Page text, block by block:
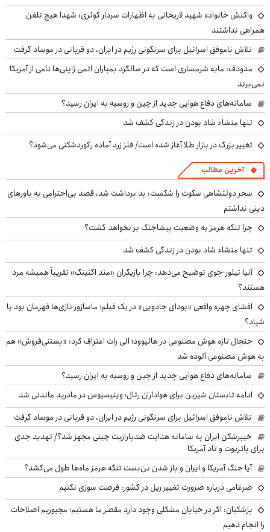
واکنش خانواده شهید لاریجانی به اظهارات سردار کوثری: شهدا هیچ تلفن
همراهی نداشتند
تلاش ناموفق اسرائیل برای سرنگونی رژیم در ایران، دو قربانی در موساد گرفت
مدودف: مایه شرمساری است که در سالگرد بمباران اتمی ژاپنی‌ها نامی از آمریکا
نمی‌برند
سامانه‌های دفاع هوایی جدید از چین و روسیه به ایران رسید؟
تنها منشاء شاد بودن در زندگی کشف شد
تغییر بزرگ در بازار طلا آغاز شده است/ فلز زرد آماده رکوردشکنی می‌شود؟
آخرین مطالب
سحر دولتشاهی سکوت را شکست: بد برداشت شد، قصد بی‌احترامی به باورهای
دینی نداشتم
چرا تنگه هرمز به وضعیت پیشاجنگ بر نخواهد گشت؟
تنها منشاء شاد بودن در زندگی کشف شد
آنیا تیلور-جوی توضیح می‌دهد: چرا بازیگران «متد اکتینگ» تقریباً همیشه مرد
هستند؟
افشای چهره واقعی «بودای جادویی» در یک فیلم؛ ماساژور نازی‌ها قهرمان بود یا
شیاد؟
جنجال تازه هوش مصنوعی در هالیوود؛ الی راث اعتراف کرد: «بستنی‌فروش» هم
به هوش مصنوعی آلوده شد
سامانه‌های دفاع هوایی جدید از چین و روسیه به ایران رسید؟
ادامه تابستان شیرین برای هواداران رئال؛ وینیسیوس در مادرید ماندنی شد
تلاش ناموفق اسرائیل برای سرنگونی رژیم در ایران، دو قربانی در موساد گرفت
خیبرشکن ایران به سامانه هدایت ضدپارازیت چینی مجهز شد؟/ تهدید جدی
برای پاتریوت و تاد آمریکا
آیا جنگ آمریکا و ایران و باز شدن بن‌بست تنگه هرمز ماه‌ها طول می‌کشد؟
ضرغامی درباره ضرورت تغییر ریل در کشور: فرصت سوزی نکنیم
پزشکیان: اگر در خیابان مشکلی وجود دارد مقصر ما هستیم؛ مجبوریم اصلاحات
را انجام دهیم